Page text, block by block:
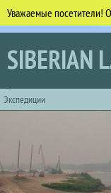
Уважаемые посетители!
Перейти к основному
SIBERIAN
Экспедиции